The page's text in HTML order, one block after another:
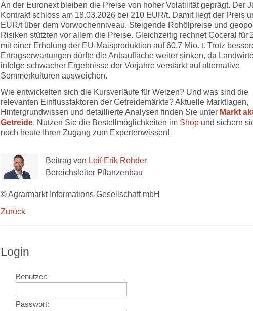
An der Euronext bleiben die Preise von hoher Volatilität geprägt. Der
Kontrakt schloss am 18.03.2026 bei 210 EUR/t. Damit liegt der Preis
EUR/t über dem Vorwochenniveau. Steigende Rohölpreise und
Risiken stützten vor allem die Preise. Gleichzeitig rechnet Coceral für
mit einer Erholung der EU-Maisproduktion auf 60,7 Mio. t. Trotz
Ertragserwartungen dürfte die Anbaufläche weiter sinken, da
infolge schwacher Ergebnisse der Vorjahre verstärkt auf alternative
Sommerkulturen ausweichen.
Wie entwickelten sich die Kursverläufe für Weizen? Und was sind die
relevanten Einflussfaktoren der Getreidemärkte? Aktuelle Marktlagen,
Hintergrundwissen und detaillierte Analysen finden Sie unter Markt
Getreide. Nutzen Sie die Bestellmöglichkeiten im Shop und sichern
noch heute Ihren Zugang zum Expertenwissen!
Beitrag von Leif Erik Rehder
Bereichsleiter Pflanzenbau
© Agrarmarkt Informations-Gesellschaft mbH
Zurück
Login
Benutzer:
Passwort: